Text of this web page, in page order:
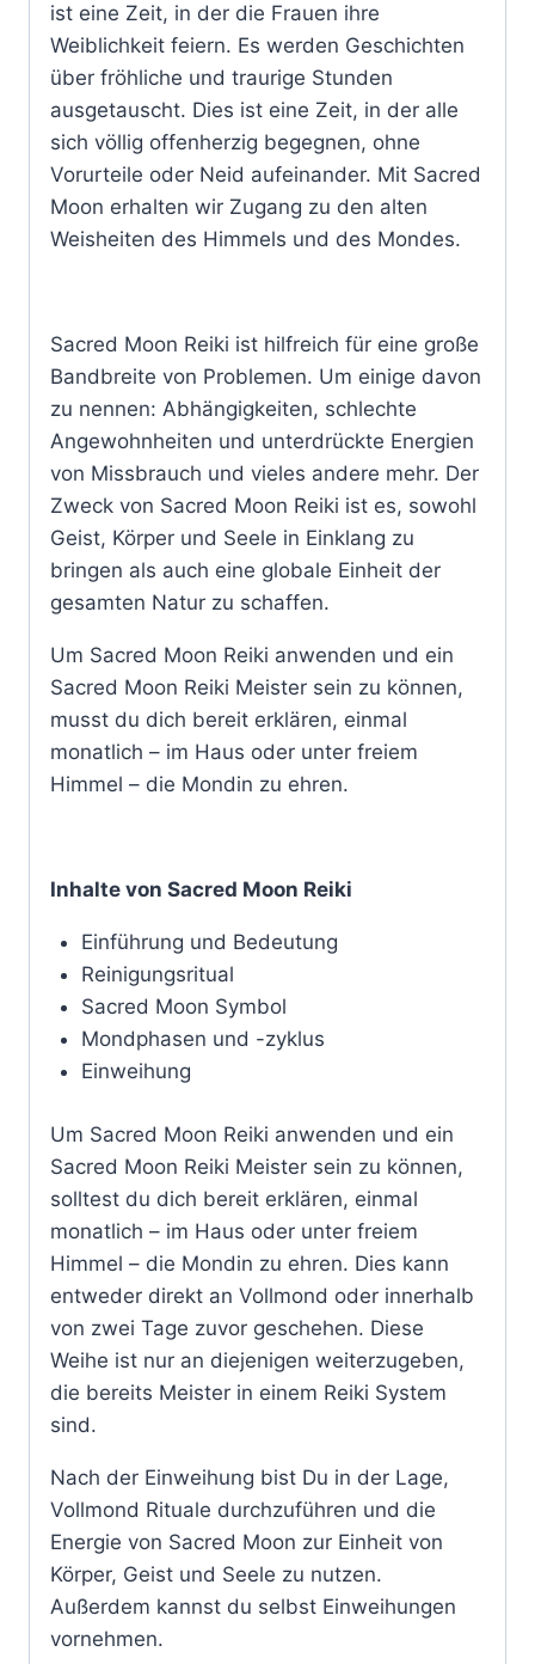
ist eine Zeit, in der die Frauen ihre
Weiblichkeit feiern. Es werden Geschichten
über fröhliche und traurige Stunden
ausgetauscht. Dies ist eine Zeit, in der alle
sich völlig offenherzig begegnen, ohne
Vorurteile oder Neid aufeinander. Mit Sacred
Moon erhalten wir Zugang zu den alten
Weisheiten des Himmels und des Mondes.
Sacred Moon Reiki ist hilfreich für eine große
Bandbreite von Problemen. Um einige davon
zu nennen: Abhängigkeiten, schlechte
Angewohnheiten und unterdrückte Energien
von Missbrauch und vieles andere mehr. Der
Zweck von Sacred Moon Reiki ist es, sowohl
Geist, Körper und Seele in Einklang zu
bringen als auch eine globale Einheit der
gesamten Natur zu schaffen.
Um Sacred Moon Reiki anwenden und ein
Sacred Moon Reiki Meister sein zu können,
musst du dich bereit erklären, einmal
monatlich – im Haus oder unter freiem
Himmel – die Mondin zu ehren.
Inhalte von Sacred Moon Reiki
Einführung und Bedeutung
Reinigungsritual
Sacred Moon Symbol
Mondphasen und -zyklus
Einweihung
Um Sacred Moon Reiki anwenden und ein
Sacred Moon Reiki Meister sein zu können,
solltest du dich bereit erklären, einmal
monatlich – im Haus oder unter freiem
Himmel – die Mondin zu ehren. Dies kann
entweder direkt an Vollmond oder innerhalb
von zwei Tage zuvor geschehen. Diese
Weihe ist nur an diejenigen weiterzugeben,
die bereits Meister in einem Reiki System
sind.
Nach der Einweihung bist Du in der Lage,
Vollmond Rituale durchzuführen und die
Energie von Sacred Moon zur Einheit von
Körper, Geist und Seele zu nutzen.
Außerdem kannst du selbst Einweihungen
vornehmen.